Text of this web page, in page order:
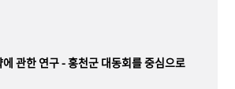
관한 연구 - 홍천군 대동회를 중심으로